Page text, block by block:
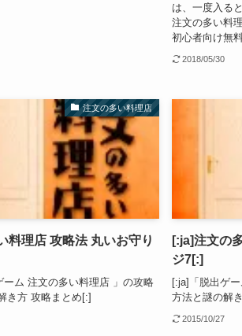
は、一度入る
注文の多い料
初心者向け無
2018/05/30
注文の多い料理店
料理店 攻略法 丸いお守り
ーム 注文の多い料理店 」の攻略
き方 攻略まとめ[:]
[:ja]注文の
ジ7[:]
[:ja]「脱出ゲ
方法と謎の解
2015/10/27